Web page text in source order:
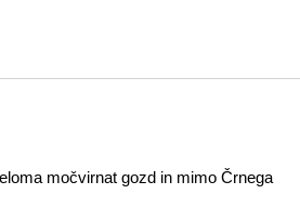
močvirnat gozd in mimo Črnega